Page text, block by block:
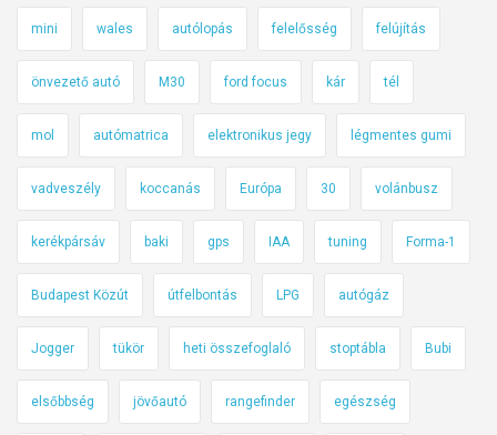
mini wales autólopás felelősség felújítás
önvezető autó M30 ford focus kár tél
mol autómatrica elektronikus jegy légmentes gumi
vadveszély koccanás Európa 30 volánbusz
kerékpársáv baki gps IAA tuning Forma-1
Budapest Közút útfelbontás LPG autógáz
Jogger tükör heti összefoglaló stoptábla Bubi
elsőbbség jövőautó rangefinder egészség